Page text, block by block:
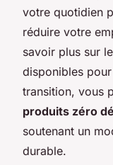
votre quotidien
réduire votre
savoir plus sur
disponibles
transition, vous
produits zéro
soutenant un
durable.